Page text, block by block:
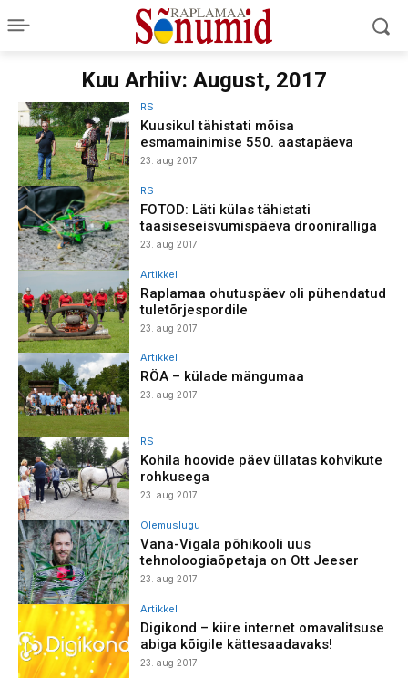
Kuu Arhiiv: August, 2017
RS
Kuusikul tähistati mõisa
esmamainimise 550. aastapäeva
23. aug 2017
RS
FOTOD: Läti külas tähistati
taasiseseisvumispäeva drooniralliga
23. aug 2017
Artikkel
Raplamaa ohutuspäev oli pühendatud
tuletõrjespordile
23. aug 2017
Artikkel
RÖA – külade mängumaa
23. aug 2017
RS
Kohila hoovide päev üllatas kohvikute
rohkusega
23. aug 2017
Olemuslugu
Vana-Vigala põhikooli uus
tehnoloogiaõpetaja on Ott Jeeser
23. aug 2017
Artikkel
Digikond – kiire internet omavalitsuse
abiga kõigile kättesaadavaks!
23. aug 2017